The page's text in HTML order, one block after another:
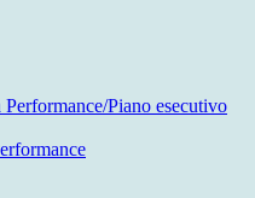
Performance/Piano esecutivo